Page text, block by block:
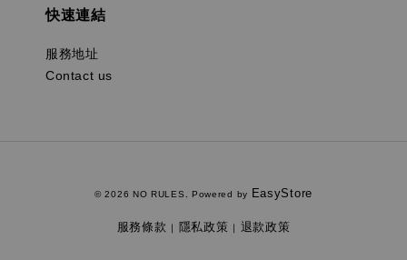
快速連結
服務地址
Contact us
© 2026 NO RULES. Powered by EasyStore
服務條款 | 隱私政策 | 退款政策